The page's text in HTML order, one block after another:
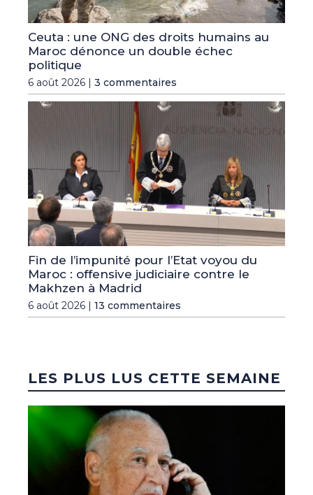
Ceuta : une ONG des droits humains au
Maroc dénonce un double échec
politique
6 août 2026 | 3 commentaires
Fin de l’impunité pour l’Etat voyou du
Maroc : offensive judiciaire contre le
Makhzen à Madrid
6 août 2026 | 13 commentaires
LES PLUS LUS CETTE SEMAINE